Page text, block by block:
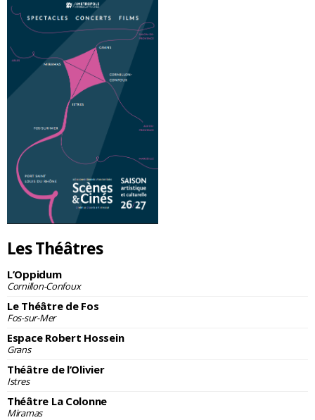
Les Théâtres
L’Oppidum
Cornillon-Confoux
Le Théâtre de Fos
Fos-sur-Mer
Espace Robert Hossein
Grans
Théâtre de l’Olivier
Istres
Théâtre La Colonne
Miramas